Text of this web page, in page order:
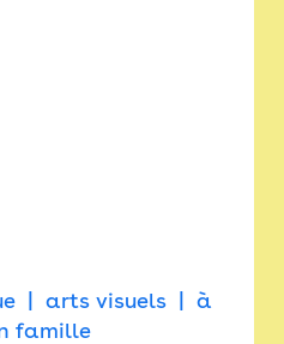
arts visuels
à
famille